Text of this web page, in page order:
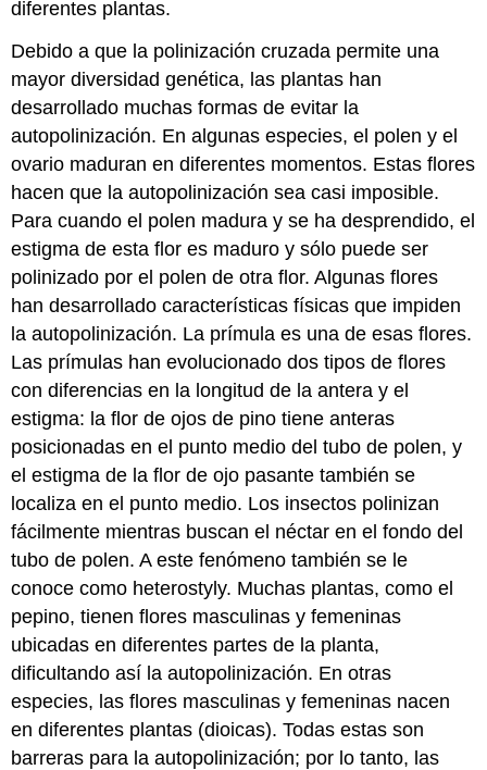
diferentes plantas.
Debido a que la polinización cruzada permite una
mayor diversidad genética, las plantas han
desarrollado muchas formas de evitar la
autopolinización. En algunas especies, el polen y el
ovario maduran en diferentes momentos. Estas flores
hacen que la autopolinización sea casi imposible.
Para cuando el polen madura y se ha desprendido, el
estigma de esta flor es maduro y sólo puede ser
polinizado por el polen de otra flor. Algunas flores
han desarrollado características físicas que impiden
la autopolinización. La prímula es una de esas flores.
Las prímulas han evolucionado dos tipos de flores
con diferencias en la longitud de la antera y el
estigma: la flor de ojos de pino tiene anteras
posicionadas en el punto medio del tubo de polen, y
el estigma de la flor de ojo pasante también se
localiza en el punto medio. Los insectos polinizan
fácilmente mientras buscan el néctar en el fondo del
tubo de polen. A este fenómeno también se le
conoce como heterostyly. Muchas plantas, como el
pepino, tienen flores masculinas y femeninas
ubicadas en diferentes partes de la planta,
dificultando así la autopolinización. En otras
especies, las flores masculinas y femeninas nacen
en diferentes plantas (dioicas). Todas estas son
barreras para la autopolinización; por lo tanto, las